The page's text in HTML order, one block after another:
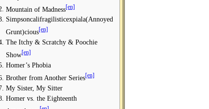
Mountain of Madness[en]
Simpsoncalifragilisticexpiala(Annoyed
Grunt)cious [en]
The Itchy & Scratchy & Poochie
Show [en]
Homer’s Phobia
Brother from Another Series[en]
My Sister, My Sitter
Homer vs. the Eighteenth